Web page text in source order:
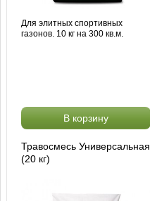
Для элитных спортивных
газонов. 10 кг на 300 кв.м.
В корзину
Травосмесь Универсальная
(20 кг)